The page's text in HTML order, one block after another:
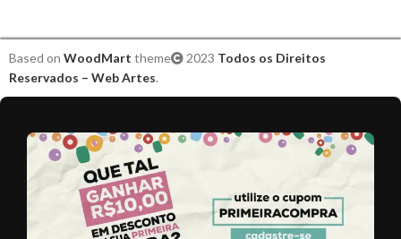
Based on WoodMart theme 2023 Todos os Direitos
Reservados – Web Artes.